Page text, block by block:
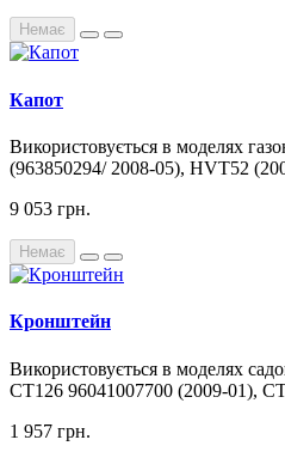
Немає
Капот
Використовується в моделях
(963850294/ 2008-05), HVT52
9 053 грн.
Немає
Кронштейн
Використовується в моделях
CT126 96041007700 (2009-01),
1 957 грн.